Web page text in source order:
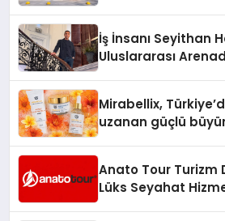
İş İnsanı Seyithan
Uluslararası
Mirabellix,
uzanan güçlü
Anato Tour Turizm
Lüks Seyahat